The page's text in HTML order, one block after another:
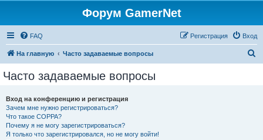
Форум GamerNet
FAQ Вход
Регистрация
На главную Часто задаваемые вопросы
Часто задаваемые вопросы
Вход на конференцию и регистрация
Зачем мне нужно регистрироваться?
Что такое COPPA?
Почему я не могу зарегистрироваться?
Я только что зарегистрировался, но не могу войти!